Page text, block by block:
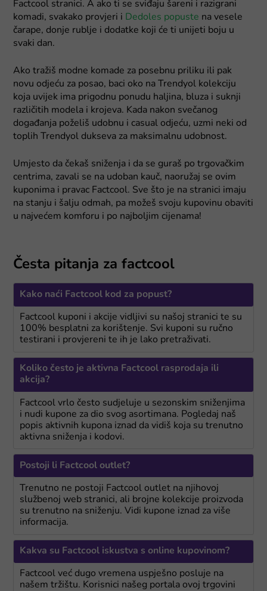
Factcool stranici. A ako ti se sviđaju šareni i razigrani
komadi, svakako provjeri i Dedoles popuste na vesele
čarape, donje rublje i dodatke koji će ti unijeti boju u
svaki dan.
Ako tražiš modne komade za posebnu priliku ili pak
novu odjeću za posao, baci oko na Trendyol kolekciju
koja uvijek ima prigodnu ponudu haljina, bluza i suknji
različitih modela i krojeva. Kada nakon svečanog
događanja poželiš udobnu i casual odjeću, uzmi neki od
toplih Trendyol dukseva za maksimalnu udobnost.
Umjesto da čekaš sniženja i da se guraš po trgovačkim
centrima, zavali se na udoban kauč, naoružaj se ovim
kuponima i pravac Factcool. Sve što je na stranici imaju
na stanju i šalju odmah, pa možeš svoju kupovinu obaviti
u najvećem komforu i po najboljim cijenama!
Česta pitanja za factcool
Kako naći Factcool kod za popust?
Factcool kuponi i akcije vidljivi su našoj stranici te su
100% besplatni za korištenje. Svi kuponi su ručno
testirani i provjereni te ih je lako pretraživati.
Koliko često je aktivna Factcool rasprodaja ili
akcija?
Factcool vrlo često sudjeluje u sezonskim sniženjima
i nudi kupone za dio svog asortimana. Pogledaj naš
popis aktivnih kupona iznad da vidiš koja su trenutno
aktivna sniženja i kodovi.
Postoji li Factcool outlet?
Trenutno ne postoji Factcool outlet na njihovoj
službenoj web stranici, ali brojne kolekcije proizvoda
su trenutno na sniženju. Vidi kupone iznad za više
informacija.
Kakva su Factcool iskustva s online kupovinom?
Factcool već dugo vremena uspješno posluje na
našem tržištu. Korisnici našeg portala ovoj trgovini